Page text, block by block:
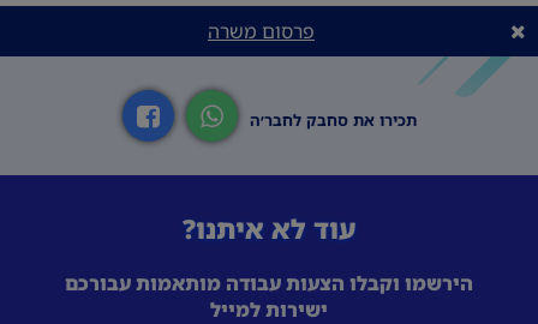
פרסום משרה
תכירו את סחבק לחבר׳ה
עוד לא איתנו?
הירשמו וקבלו הצעות עבודה מותאמות עבורכם
ישירות למייל